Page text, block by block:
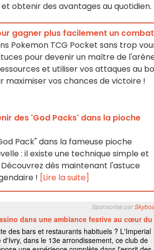
obtenir des avantages au quotidien.
gagner plus facilement un combat
Pokemon TCG Pocket sans trop
pour devenir un maître de
et utiliser vos attaques au
maximiser vos chances de victoire !
des 'God Packs' dans la pioche
Pack" dans la fameuse pioche
: il existe une technique simple et
dès maintenant l'astuce
! [Lire la suite]